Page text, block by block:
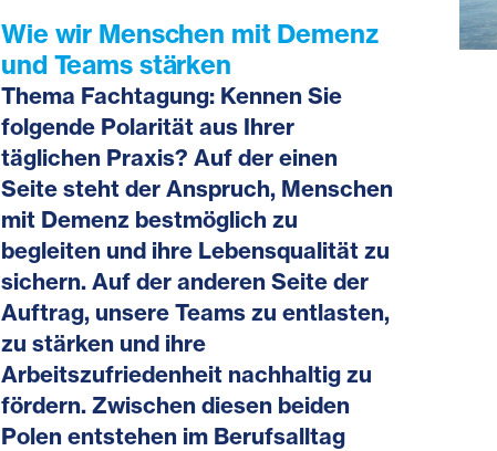
Wie wir Menschen mit Demenz
und Teams stärken
Thema Fachtagung: Kennen Sie
folgende Polarität aus Ihrer
täglichen Praxis? Auf der einen
Seite steht der Anspruch, Menschen
mit Demenz bestmöglich zu
begleiten und ihre Lebensqualität zu
sichern. Auf der anderen Seite der
Auftrag, unsere Teams zu entlasten,
zu stärken und ihre
Arbeitszufriedenheit nachhaltig zu
fördern. Zwischen diesen beiden
Polen entstehen im Berufsalltag